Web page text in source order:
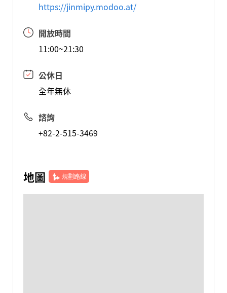
https://jinmipy.modoo.at/
開放時間
11:00~21:30
公休日
全年無休
諮詢
+82-2-515-3469
地圖 規劃路線